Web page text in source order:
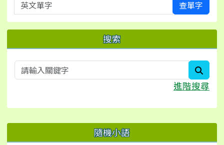
查單字
搜索
進階搜尋
右邊區域內容 隨機小語